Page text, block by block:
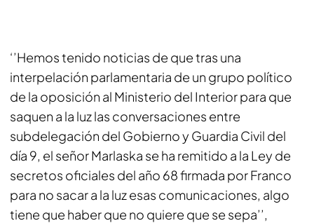
‘’Hemos tenido noticias de que tras una
interpelación parlamentaria de un grupo político
de la oposición al Ministerio del Interior para que
saquen a la luz las conversaciones entre
subdelegación del Gobierno y Guardia Civil del
día 9, el señor Marlaska se ha remitido a la Ley de
secretos oficiales del año 68 firmada por Franco
para no sacar a la luz esas comunicaciones, algo
tiene que haber que no quiere que se sepa’’,